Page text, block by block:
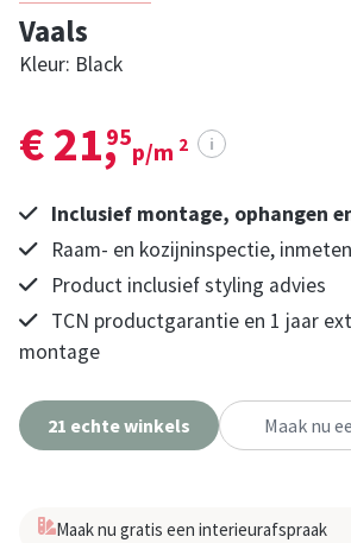
Vaals
Kleur: Black
€ 21,
95
p/m 2 i
Inclusief montage, ophangen
Raam- en kozijninspectie,
Product inclusief styling advies
TCN productgarantie en 1 jaar
montage
21 echte winkels Maak nu
Maak nu gratis een interieurafspraak